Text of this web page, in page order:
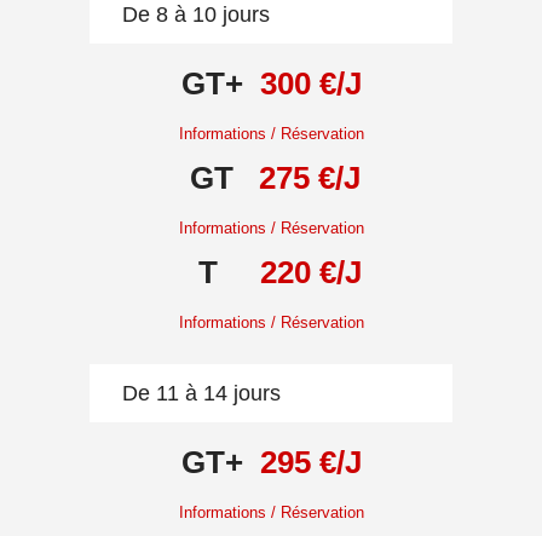
De 8 à 10 jours
GT+ 300 €/J
Informations / Réservation
GT 275 €/J
Informations / Réservation
T 220 €/J
Informations / Réservation
De 11 à 14 jours
GT+ 295 €/J
Informations / Réservation